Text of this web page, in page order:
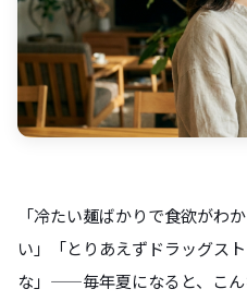
「冷たい麺ばかりで食欲がわ
い」「とりあえずドラッグス
な」——毎年夏になると、こ